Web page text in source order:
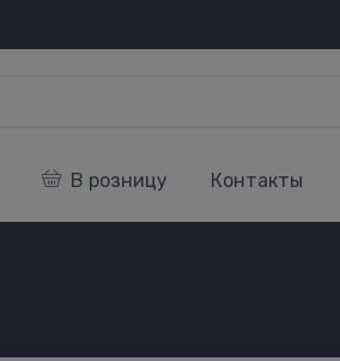
В розницу Контакты